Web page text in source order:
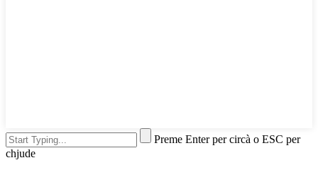
Preme Enter per circà o ESC per
chjude